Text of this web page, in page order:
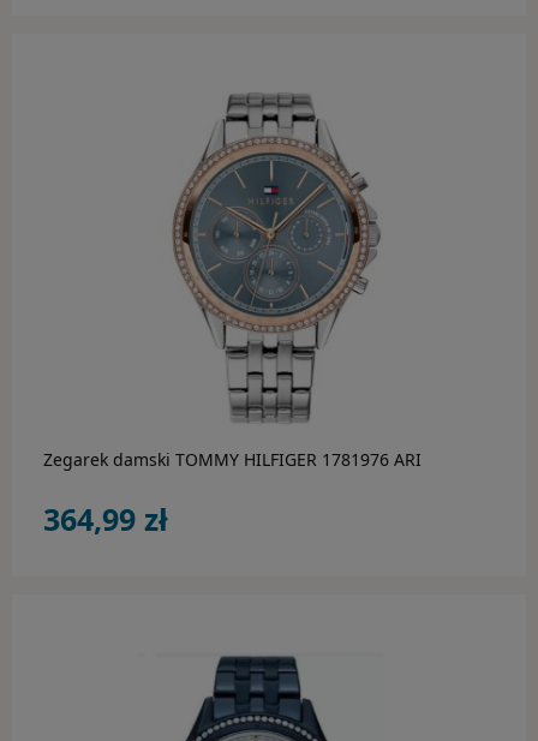
Save Brave
Thomas Sabo
Tommy Hilfiger
Tamaris
Rebel & Rose
Rothenschild
BESTSELLER
Paski i bransolety do zegarków
Zegarek damski TOMMY HILFIGER 1781976 ARI
364,99 zł
do koszyka